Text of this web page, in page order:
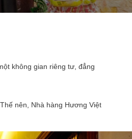
không gian riêng tư, đẳng
nên, Nhà hàng Hương Việt